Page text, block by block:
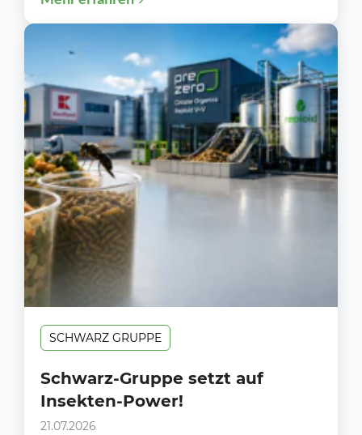
SCHWARZ GRUPPE
Schwarz-Gruppe setzt auf
Insekten-Power!
21.07.2026